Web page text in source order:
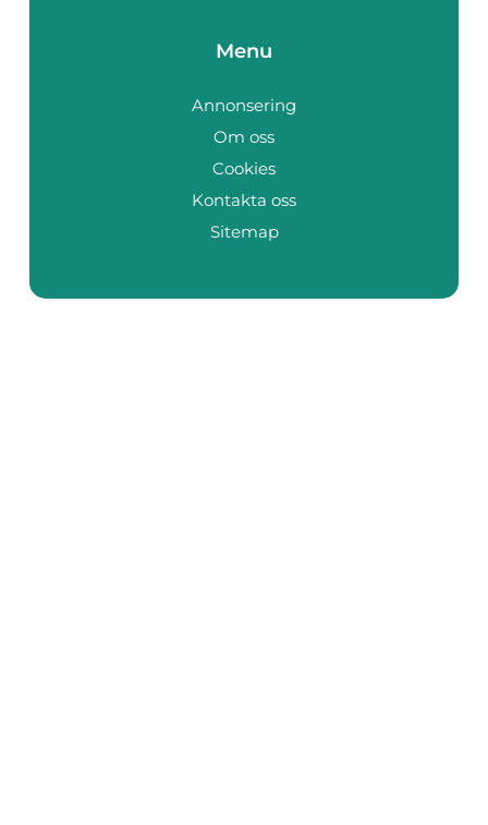
Menu
Annonsering
Om oss
Cookies
Kontakta oss
Sitemap